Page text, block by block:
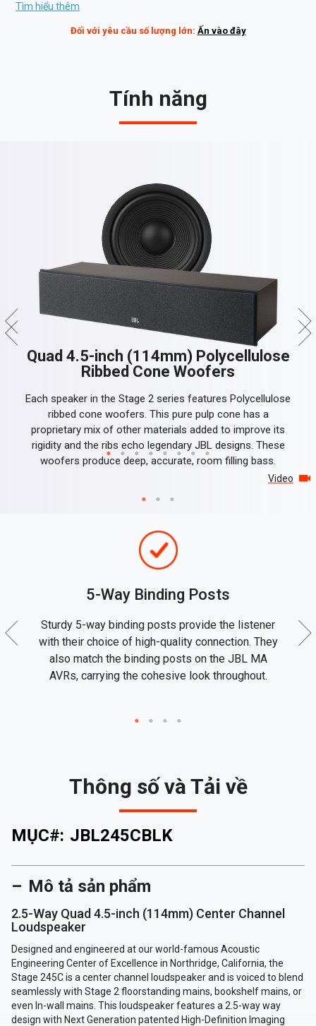
Promotions
Tìm hiểu thêm
Đối với yêu cầu số lượng lớn: Ấn vào đây
Video
Tính năng
Quad 4.5-inch (114mm) Polycellulose
Ribbed Cone Woofers
Each speaker in the Stage 2 series features Polycellulose
ribbed cone woofers. This pure pulp cone has a
proprietary mix of other materials added to improve its
rigidity and the ribs echo legendary JBL designs. These
woofers produce deep, accurate, room filling bass.
5-Way Binding Posts
Sturdy 5-way binding posts provide the listener
with their choice of high-quality connection. They
also match the binding posts on the JBL MA
AVRs, carrying the cohesive look throughout.
Thông số và Tải về
MỤC#: JBL245CBLK
Mô tả sản phẩm
2.5-Way Quad 4.5-inch (114mm) Center Channel
Loudspeaker
Designed and engineered at our world-famous Acoustic
Engineering Center of Excellence in Northridge, California, the
Stage 245C is a center channel loudspeaker and is voiced to blend
seamlessly with Stage 2 floorstanding mains, bookshelf mains, or
even In-wall mains. This loudspeaker features a 2.5-way way
design with Next Generation patented High-Definition Imaging